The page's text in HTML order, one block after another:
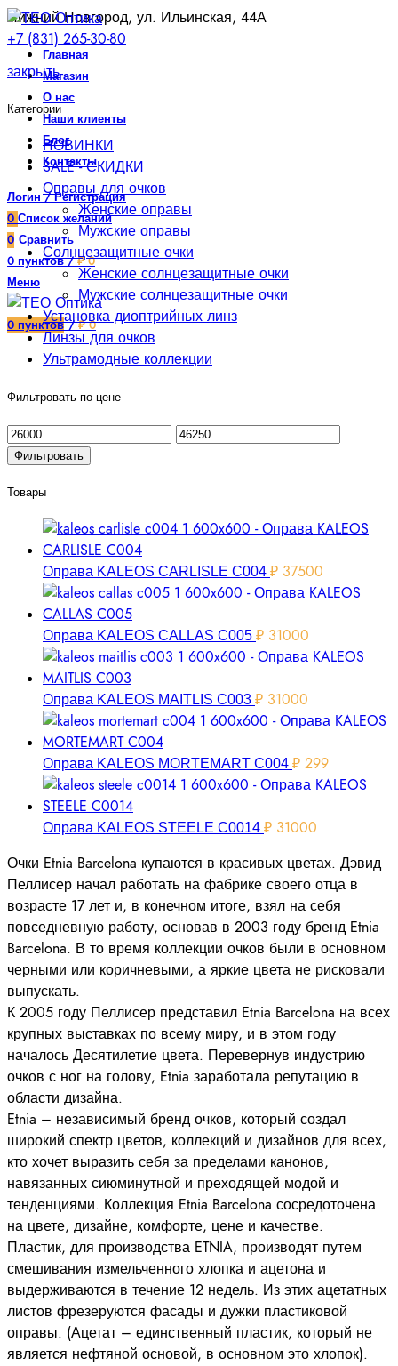
Нижний Новгород, ул. Ильинская, 44А
+7 (831) 265-30-80
Главная
Магазин
О нас
Наши клиенты
Блог
Контакты
Логин / Регистрация
0 Список желаний
0 Сравнить
0 пунктов / ₽0
Меню
0 пунктов / ₽0
закрыть
Категории
НОВИНКИ
SALE - СКИДКИ
Оправы для очков
Женские оправы
Мужские оправы
Солнцезащитные очки
Женские солнцезащитные очки
Мужские солнцезащитные очки
Установка диоптрийных линз
Линзы для очков
Ультрамодные коллекции
Фильтровать по цене
Фильтровать
Товары
Оправа KALEOS CARLISLE C004 ₽ 37500
Оправа KALEOS CALLAS C005 ₽ 31000
Оправа KALEOS MAITLIS C003 ₽ 31000
Оправа KALEOS MORTEMART C004 ₽ 299
Оправа KALEOS STEELE C0014 ₽ 31000
Очки Etnia Barcelona купаются в красивых цветах. Дэвид
Пеллисер начал работать на фабрике своего отца в
возрасте 17 лет и, в конечном итоге, взял на себя
повседневную работу, основав в 2003 году бренд Etnia
Barcelona. В то время коллекции очков были в основном
черными или коричневыми, а яркие цвета не рисковали
выпускать.
К 2005 году Пеллисер представил Etnia Barcelona на всех
крупных выставках по всему миру, и в этом году
началось Десятилетие цвета. Перевернув индустрию
очков с ног на голову, Etnia заработала репутацию в
области дизайна.
Etnia – независимый бренд очков, который создал
широкий спектр цветов, коллекций и дизайнов для всех,
кто хочет выразить себя за пределами канонов,
навязанных сиюминутной и преходящей модой и
тенденциями. Коллекция Etnia Barcelona сосредоточена
на цвете, дизайне, комфорте, цене и качестве.
Пластик, для производства ETNIA, производят путем
смешивания измельченного хлопка и ацетона и
выдерживаются в течение 12 недель. Из этих ацетатных
листов фрезеруются фасады и дужки пластиковой
оправы. (Ацетат – единственный пластик, который не
является нефтяной основой, в основном это хлопок).